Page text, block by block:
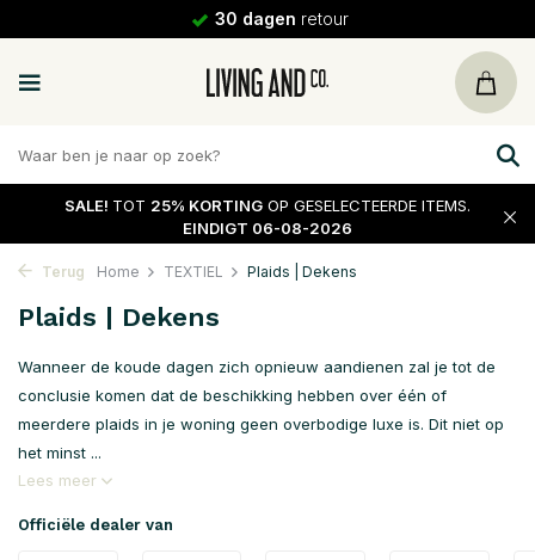
30 dagen retour
SALE! TOT 25% KORTING OP GESELECTEERDE ITEMS.
EINDIGT 06-08-2026
Terug Home TEXTIEL Plaids | Dekens
Plaids | Dekens
Wanneer de koude dagen zich opnieuw aandienen zal je tot de
conclusie komen dat de beschikking hebben over één of
meerdere plaids in je woning geen overbodige luxe is. Dit niet op
het minst ...
Lees meer
Officiële dealer van